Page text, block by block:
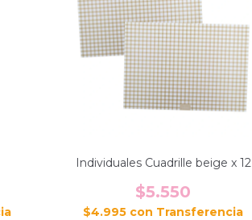
Individuales Cuadrille beige x 12
$5.550
$4.995 con